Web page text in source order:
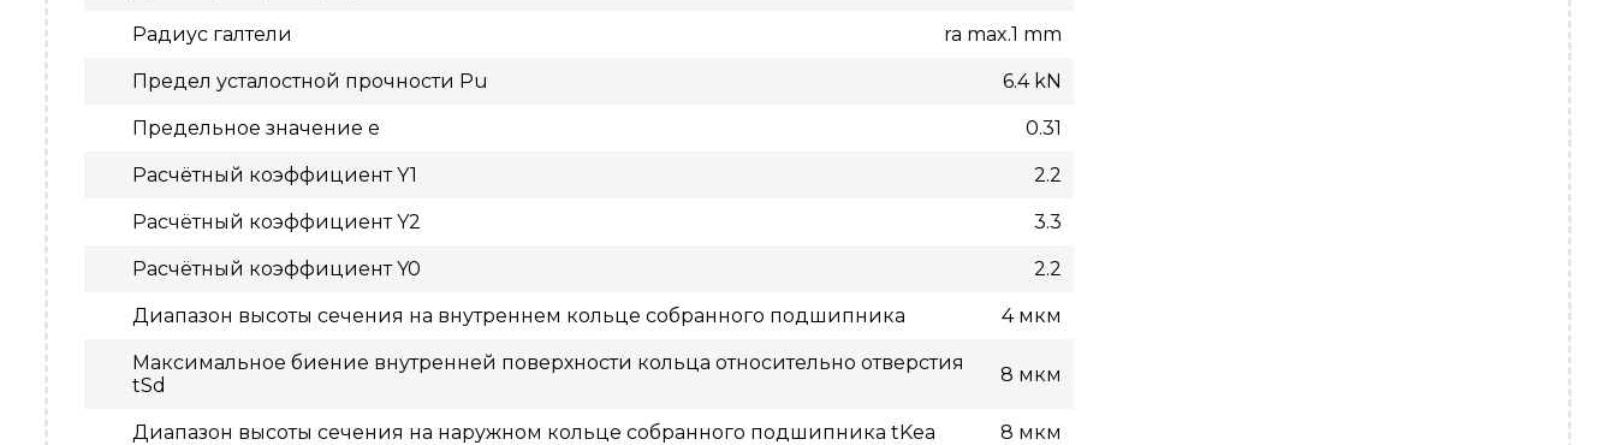
Радиус галтели ra max.1 mm
Предел усталостной прочности Pu 6.4 kN
Предельное значение e 0.31
Расчётный коэффициент Y1 2.2
Расчётный коэффициент Y2 3.3
Расчётный коэффициент Y0 2.2
Диапазон высоты сечения на внутреннем кольце собранного подшипника 4 мкм
Максимальное биение внутренней поверхности кольца относительно отверстия
tSd
8 мкм
Диапазон высоты сечения на наружном кольце собранного подшипника tKea 8 мкм